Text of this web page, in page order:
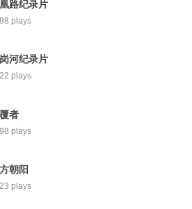
路纪录片
plays
河纪录片
plays
者
plays
朝阳
plays